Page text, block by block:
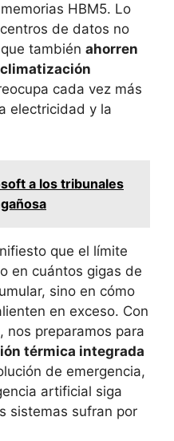
HBM5. Lo
de datos no
también ahorren
cada vez más
electricidad y la
a los tribunales
que el límite
en cuántos gigas de
sino en cómo
en exceso. Con
nos preparamos para
térmica integrada
de emergencia,
artificial siga
sistemas sufran por